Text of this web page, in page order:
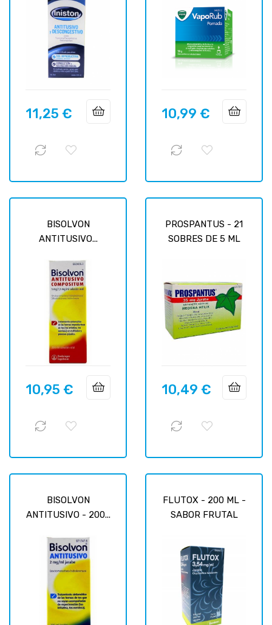
Prix
11,25 € Prix
10,99 €
BISOLVON
ANTITUSIVO...
Prix
10,95 €
PROSPANTUS - 21
SOBRES DE 5 ML
Prix
10,49 €
BISOLVON
ANTITUSIVO - 200...
FLUTOX - 200 ML -
SABOR FRUTAL